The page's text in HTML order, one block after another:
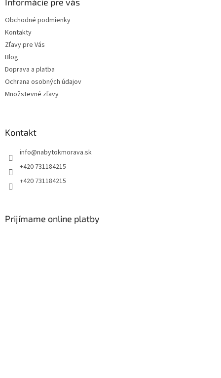
Informácie pre vás
Obchodné podmienky
Kontakty
Zľavy pre Vás
Blog
Doprava a platba
Ochrana osobných údajov
Množstevné zľavy
Kontakt
info@nabytokmorava.sk
+420 731184215
+420 731184215
Prijímame online platby